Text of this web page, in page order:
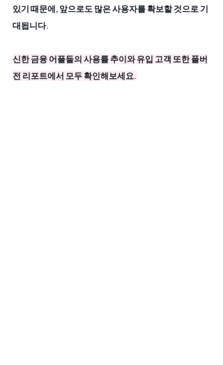
있기 때문에, 앞으로도 많은 사용자를 확보할 것으로 기
대됩니다.
신한 금융 어플들의 사용률 추이와 유입 고객 또한 풀버
전 리포트에서 모두 확인해보세요.